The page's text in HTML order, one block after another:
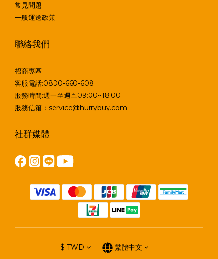
常見問題
一般運送政策
聯絡我們
招商專區
客服電話:0800-660-608
服務時間:週一至週五09:00~18:00
服務信箱：service@hurrybuy.com
社群媒體
$ TWD 繁體中文